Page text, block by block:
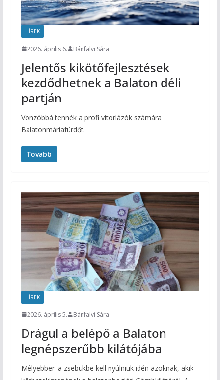
HÍREK
2026. április 6. Bánfalvi Sára
Jelentős kikötőfejlesztések
kezdődhetnek a Balaton déli
partján
Vonzóbbá tennék a profi vitorlázók számára
Balatonmáriafürdőt.
Tovább
HÍREK
2026. április 5. Bánfalvi Sára
Drágul a belépő a Balaton
legnépszerűbb kilátójába
Mélyebben a zsebükbe kell nyúlniuk idén azoknak, akik